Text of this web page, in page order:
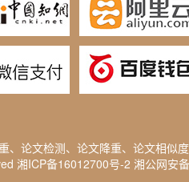
、论文检测、论文降重、论文相似度
湘ICP备16012700号-2 湘公网安